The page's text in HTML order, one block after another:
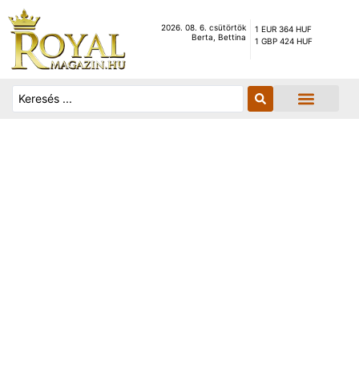
2026. 08. 6. csütörtök
Berta, Bettina
1 EUR 364 HUF
1 GBP 424 HUF